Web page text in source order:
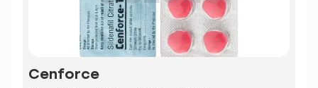
Cenforce